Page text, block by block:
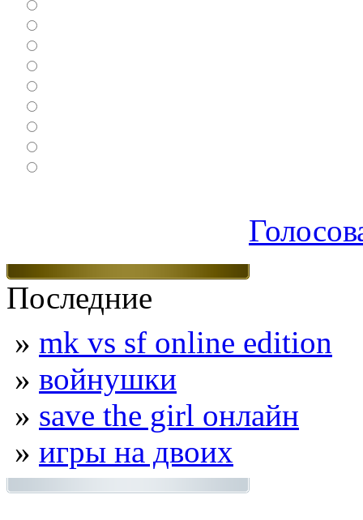
Последние
» mk vs sf online edition
» войнушки
» save the girl онлайн
» игры на двоих